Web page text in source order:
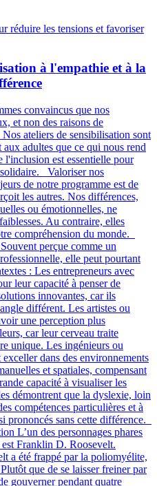
à l'empathie et à la
convaincus que nos
et non des raisons de
ateliers de sensibilisation sont
adultes que ce qui nous rend
l'inclusion est essentielle pour
solidaire. Valoriser nos
de notre programme est de
les autres. Nos différences,
ou émotionnelles, ne
Au contraire, elles
compréhension du monde.
perçue comme un
elle peut pourtant
: Les entrepreneurs avec
leur capacité à penser de
innovantes, car ils
différent. Les artistes ou
une perception plus
car leur cerveau traite
unique. Les ingénieurs ou
dans des environnements
et spatiales, compensant
capacité à visualiser les
démontrent que la dyslexie, loin
compétences particulières et à
prononcés sans cette différence.
L’un des personnages phares
Franklin D. Roosevelt.
a été frappé par la poliomyélite,
que de se laisser freiner par
gouverner pendant quatre